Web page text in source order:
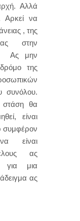
Αλλά
Αρκεί να
, της
στην
Ας μην
της
συνόλου.
στάση θα
είναι
συμφέρον
είναι
ας
για μια
ας